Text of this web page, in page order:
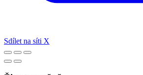
Sdílet na síti X